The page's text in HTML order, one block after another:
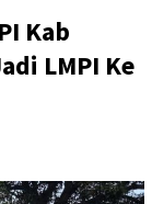
Kab
LMPI Ke